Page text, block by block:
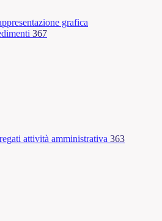
grafica
367
attività amministrativa 363